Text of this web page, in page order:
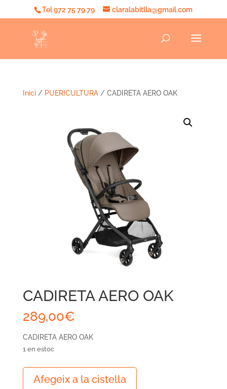
Tel 972 75 79 79 claralabitlla@gmail.com
Inici/ PUERICULTURA/ CADIRETA AERO OAK
CADIRETA AERO OAK
289,00€
CADIRETA AERO OAK
1 en estoc
Afegeix a la cistella